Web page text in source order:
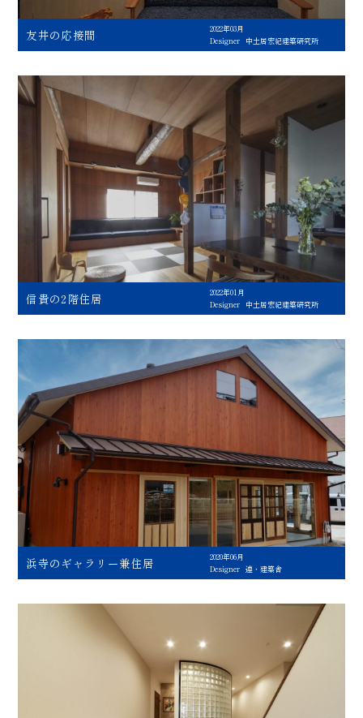
友井の応接間
2022年03月
Designer
中土居宏紀建築研究所
信貴の2階住居
2022年01月
Designer
中土居宏紀建築研究所
浜寺のギャラリー兼住居
2020年06月
Designer 連・建築舎